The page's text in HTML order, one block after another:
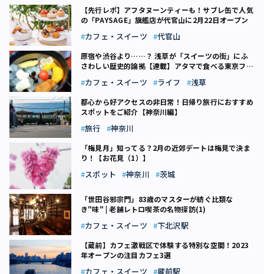
【先行レポ】アフタヌーンティーも！サブレ缶で人気
の「PAYSAGE」旗艦店が代官山に2月22日オープン
カフェ・スイーツ 代官山
原宿や渋谷より……？ 浅草が「スイーツの街」にふ
さわしい歴史的論拠【連載】アタマで食べる東京フー
カフェ・スイーツ ライフ 浅草
都心から好アクセスの非日常！日帰り旅行におすすめ
スポットをご紹介【神奈川編】
旅行 神奈川
「梅見月」知ってる？2月の近郊デートは梅見で決ま
り！【お花見（1）】
スポット 神奈川 茨城
「世田谷邪宗門」83歳のマスターが紡ぐ比類な
き"味" | 老舗レトロ喫茶の名物探訪(1)
カフェ・スイーツ 下北沢駅
【蔵前】カフェ激戦区で体験する特別な空間！2023
年オープンの注目カフェ3選
カフェ・スイーツ 蔵前駅